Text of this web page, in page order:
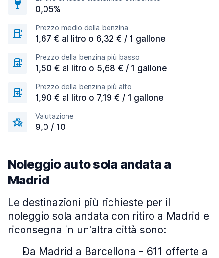
0,05%
Prezzo medio della benzina
1,67 € al litro o 6,32 € / 1 gallone
Prezzo della benzina più basso
1,50 € al litro o 5,68 € / 1 gallone
Prezzo della benzina più alto
1,90 € al litro o 7,19 € / 1 gallone
Valutazione
9,0 / 10
Noleggio auto sola andata a
Madrid
Le destinazioni più richieste per il
noleggio sola andata con ritiro a Madrid e
riconsegna in un'altra città sono:
Da Madrid a Barcellona - 611 offerte a